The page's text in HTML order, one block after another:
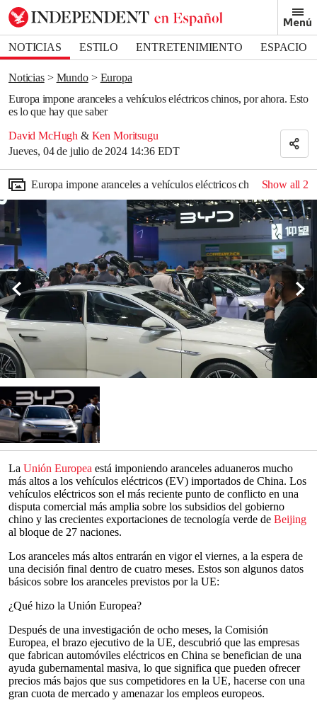
Menú
NOTICIAS ESTILO ENTRETENIMIENTO
ESPACIO
DEPORTES
Noticias Mundo
Europa
Europa impone aranceles a vehículos eléctricos chinos, por ahora. Esto
es lo que hay que saber
David McHugh & Ken Moritsugu
Jueves, 04 de julio de 2024 14:36 EDT
Bookmark popover
Removed from bookmarks
Close popover
Europa impone aranceles a vehículos eléctricos chinos, por
Show all 2
La Unión Europea está imponiendo aranceles aduaneros mucho
más altos a los vehículos eléctricos (EV) importados de China. Los
vehículos eléctricos son el más reciente punto de conflicto en una
disputa comercial más amplia sobre los subsidios del gobierno
chino y las crecientes exportaciones de tecnología verde de Beijing
al bloque de 27 naciones.
Los aranceles más altos entrarán en vigor el viernes, a la espera de
una decisión final dentro de cuatro meses. Estos son algunos datos
básicos sobre los aranceles previstos por la UE:
¿Qué hizo la Unión Europea?
Después de una investigación de ocho meses, la Comisión
Europea, el brazo ejecutivo de la UE, descubrió que las empresas
que fabrican automóviles eléctricos en China se benefician de una
ayuda gubernamental masiva, lo que significa que pueden ofrecer
precios más bajos que sus competidores en la UE, hacerse con una
gran cuota de mercado y amenazar los empleos europeos.